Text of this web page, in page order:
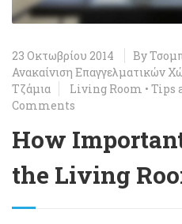
23 Οκτωβρίου 2014 By
Ανακαίνιση Επαγγελματικών
Τζάμια
Living Room • Tips
Comments
How
the Living